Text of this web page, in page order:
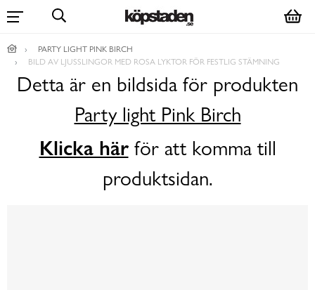
PARTY LIGHT PINK BIRCH
BILD AV LJUSSLINGOR MED ROSA LYKTOR FÖR FESTLIG STÄMNING
Detta är en bildsida för produkten
Party light Pink Birch
Klicka härför att komma till
produktsidan.